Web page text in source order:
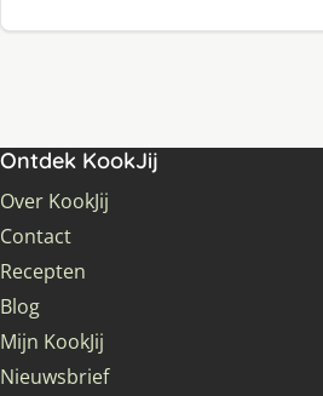
Ontdek KookJij
Over KookJij
Contact
Recepten
Blog
Mijn KookJij
Nieuwsbrief